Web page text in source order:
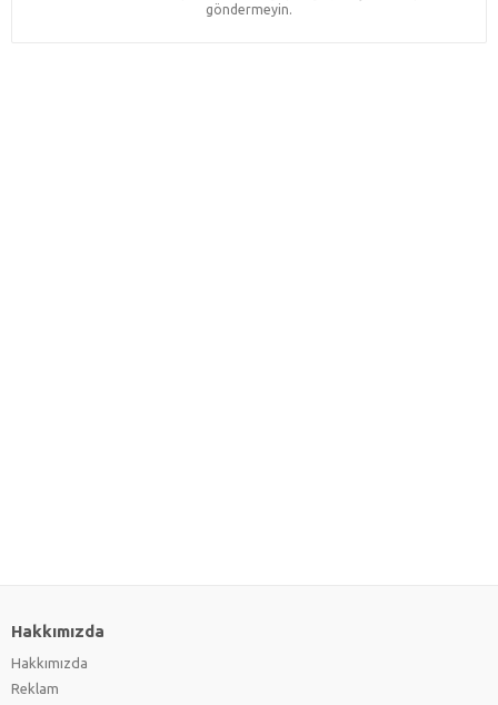
göndermeyin.
Hakkımızda
Hakkımızda
Reklam